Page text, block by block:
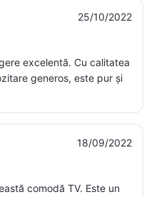
25/10/2022
excelentă. Cu calitatea
generos, este pur și
18/09/2022
comodă TV. Este un